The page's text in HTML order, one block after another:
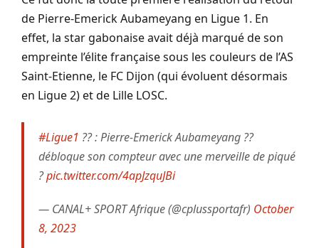
de Pierre-Emerick Aubameyang en Ligue 1. En
effet, la star gabonaise avait déjà marqué de son
empreinte l’élite française sous les couleurs de l’AS
Saint-Etienne, le FC Dijon (qui évoluent désormais
en Ligue 2) et de Lille LOSC.
#Ligue1 ?? : Pierre-Emerick Aubameyang ??
débloque son compteur avec une merveille de piqué
?pic.twitter.com/4apJzquJBi
— CANAL+ SPORT Afrique (@cplussportafr) October
8, 2023